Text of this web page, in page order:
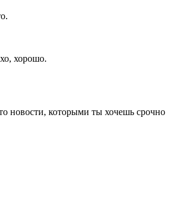
хорошо.
новости, которыми ты хочешь срочно